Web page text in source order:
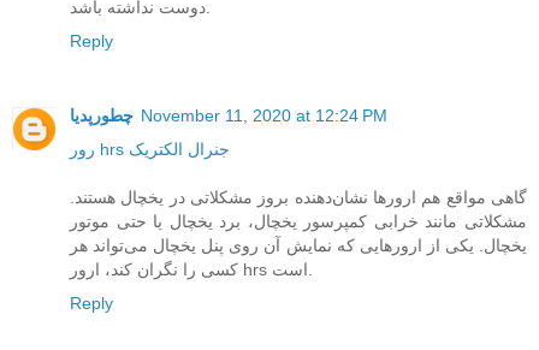
Reply
چطورپدیا November 11, 2020 at 12:24 PM
رور hrs جنرال الکتریک
گاهی مواقع هم ارورها نشان‌دهنده بروز مشکلاتی در یخچال هستند.
مشکلاتی مانند خرابی کمپرسور یخچال، برد یخچال یا حتی موتور
یخچال. یکی از ارورهایی که نمایش آن روی پنل یخچال می‌تواند هر
Reply